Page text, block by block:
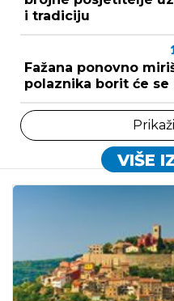
i tradiciju
Fažana ponovno
polaznika borit će
VIŠE